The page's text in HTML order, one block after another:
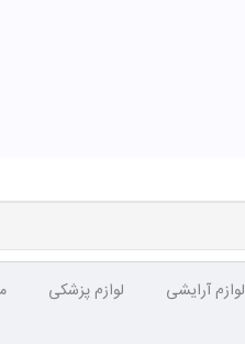
لوازم آرایشی لوازم پزشکی